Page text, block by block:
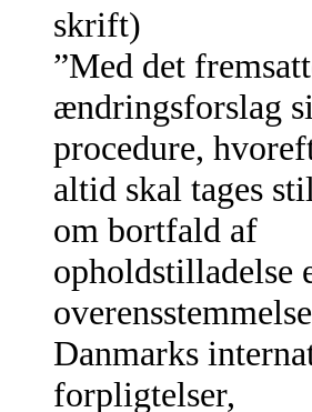
skrift)
”Med det
ændringsforslag
procedure,
altid skal tages
om bortfald af
opholdstilladelse
Danmarks
forpligtelser,